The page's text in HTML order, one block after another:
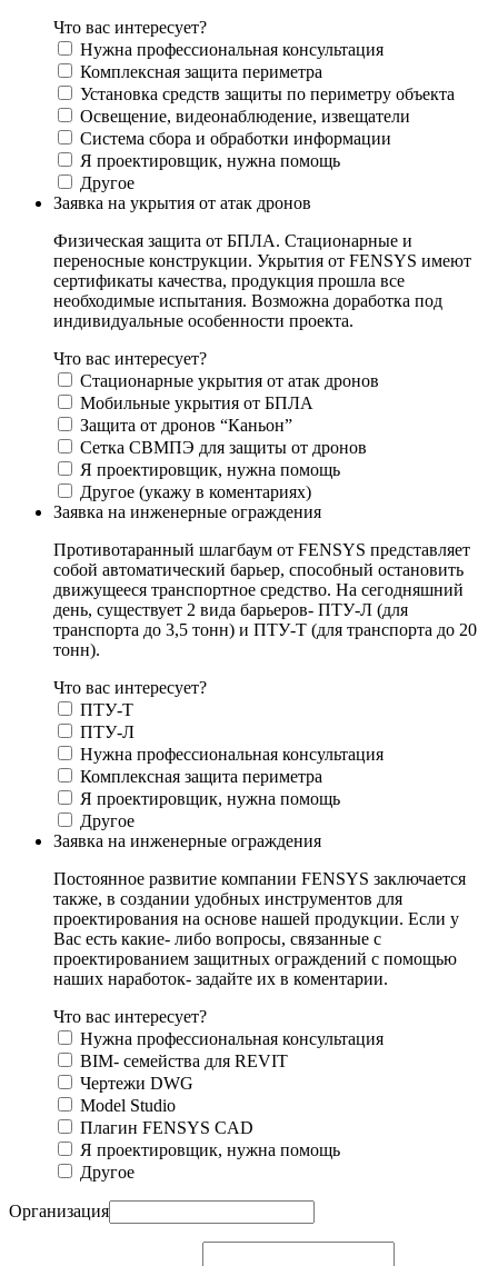
Что вас интересует?
Нужна профессиональная консультация
Комплексная защита периметра
Установка средств защиты по периметру объекта
Освещение, видеонаблюдение, извещатели
Система сбора и обработки информации
Я проектировщик, нужна помощь
Другое
Заявка на укрытия от атак дронов
Физическая защита от БПЛА. Стационарные и
переносные конструкции. Укрытия от FENSYS имеют
сертификаты качества, продукция прошла все
необходимые испытания. Возможна доработка под
индивидуальные особенности проекта.
Что вас интересует?
Стационарные укрытия от атак дронов
Мобильные укрытия от БПЛА
Защита от дронов “Каньон”
Сетка СВМПЭ для защиты от дронов
Я проектировщик, нужна помощь
Другое (укажу в коментариях)
Заявка на инженерные ограждения
Противотаранный шлагбаум от FENSYS представляет
собой автоматический барьер, способный остановить
движущееся транспортное средство. На сегодняшний
день, существует 2 вида барьеров- ПТУ-Л (для
транспорта до 3,5 тонн) и ПТУ-Т (для транспорта до 20
тонн).
Что вас интересует?
ПТУ-Т
ПТУ-Л
Нужна профессиональная консультация
Комплексная защита периметра
Я проектировщик, нужна помощь
Другое
Заявка на инженерные ограждения
Постоянное развитие компании FENSYS заключается
также, в создании удобных инструментов для
проектирования на основе нашей продукции. Если у
Вас есть какие- либо вопросы, связанные с
проектированием защитных ограждений с помощью
наших наработок- задайте их в коментарии.
Что вас интересует?
Нужна профессиональная консультация
BIM- семейства для REVIT
Чертежи DWG
Моdel Studio
Плагин FENSYS CAD
Я проектировщик, нужна помощь
Другое
Организация